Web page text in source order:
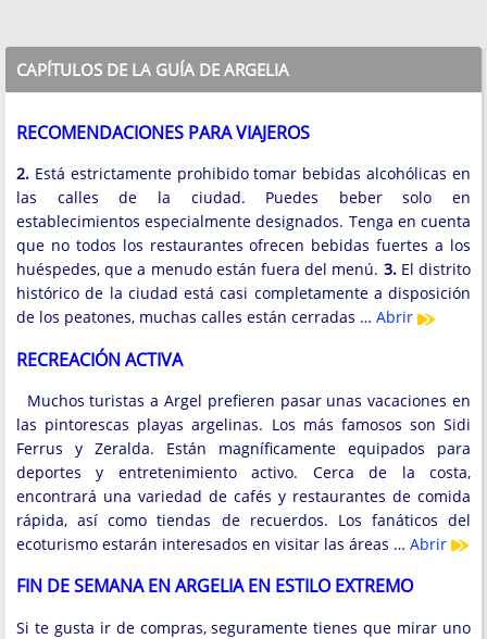
CAPÍTULOS DE LA GUÍA DE ARGELIA
RECOMENDACIONES PARA VIAJEROS
2. Está estrictamente prohibido tomar bebidas alcohólicas en
las calles de la ciudad. Puedes beber solo en
establecimientos especialmente designados. Tenga en cuenta
que no todos los restaurantes ofrecen bebidas fuertes a los
huéspedes, que a menudo están fuera del menú. 3.El distrito
histórico de la ciudad está casi completamente a disposición
de los peatones, muchas calles están cerradas … Abrir
RECREACIÓN ACTIVA
Muchos turistas a Argel prefieren pasar unas vacaciones en
las pintorescas playas argelinas. Los más famosos son Sidi
Ferrus y Zeralda. Están magníficamente equipados para
deportes y entretenimiento activo. Cerca de la costa,
encontrará una variedad de cafés y restaurantes de comida
rápida, así como tiendas de recuerdos. Los fanáticos del
ecoturismo estarán interesados ​​en visitar las áreas … Abrir
FIN DE SEMANA EN ARGELIA EN ESTILO EXTREMO
Si te gusta ir de compras, seguramente tienes que mirar uno